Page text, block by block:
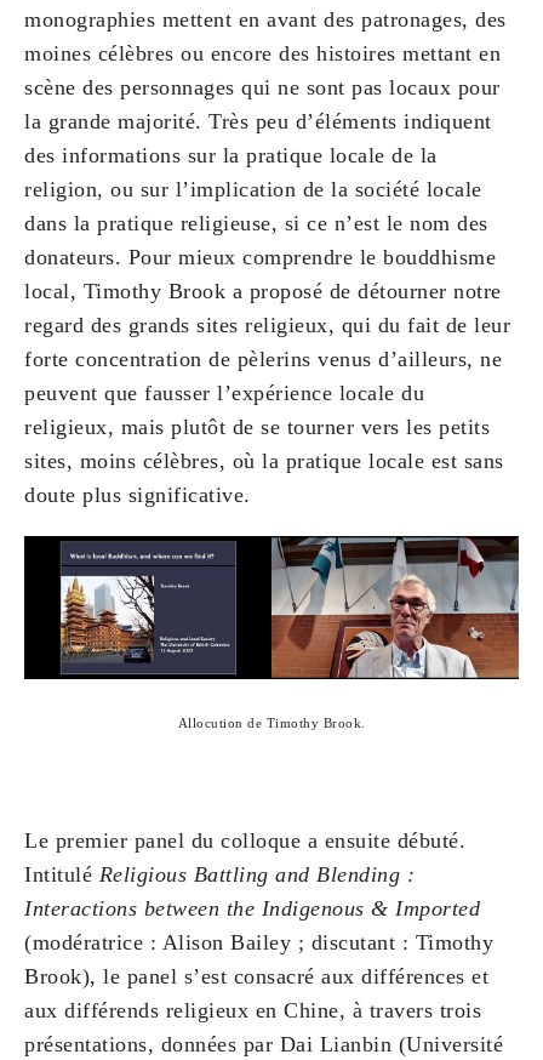
monographies mettent en avant des patronages, des
moines célèbres ou encore des histoires mettant en
scène des personnages qui ne sont pas locaux pour
la grande majorité. Très peu d’éléments indiquent
des informations sur la pratique locale de la
religion, ou sur l’implication de la société locale
dans la pratique religieuse, si ce n’est le nom des
donateurs. Pour mieux comprendre le bouddhisme
local, Timothy Brook a proposé de détourner notre
regard des grands sites religieux, qui du fait de leur
forte concentration de pèlerins venus d’ailleurs, ne
peuvent que fausser l’expérience locale du
religieux, mais plutôt de se tourner vers les petits
sites, moins célèbres, où la pratique locale est sans
doute plus significative.
Allocution de Timothy Brook.
Le premier panel du colloque a ensuite débuté.
Intitulé Religious Battling and Blending :
Interactions between the Indigenous & Imported
(modératrice : Alison Bailey ; discutant : Timothy
Brook), le panel s’est consacré aux différences et
aux différends religieux en Chine, à travers trois
présentations, données par Dai Lianbin (Université